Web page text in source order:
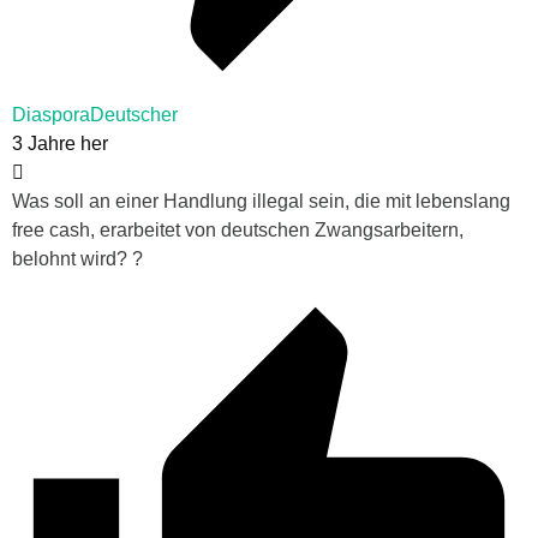
DiasporaDeutscher
3 Jahre her
Was soll an einer Handlung illegal sein, die mit lebenslang
free cash, erarbeitet von deutschen Zwangsarbeitern,
belohnt wird? ?